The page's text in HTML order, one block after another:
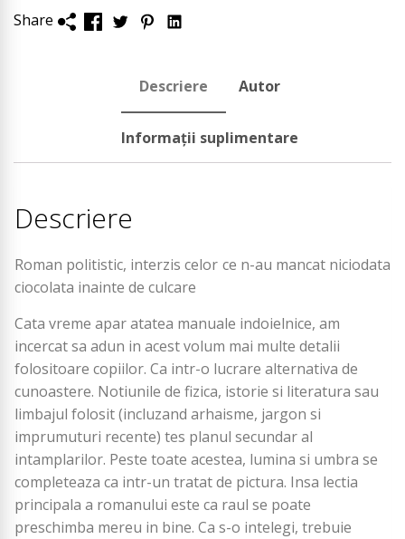
Share
Descriere Autor
Informații suplimentare
Descriere
Roman politistic, interzis celor ce n-au mancat niciodata
ciocolata inainte de culcare
Cata vreme apar atatea manuale indoielnice, am
incercat sa adun in acest volum mai multe detalii
folositoare copiilor. Ca intr-o lucrare alternativa de
cunoastere. Notiunile de fizica, istorie si literatura sau
limbajul folosit (incluzand arhaisme, jargon si
imprumuturi recente) tes planul secundar al
intamplarilor. Peste toate acestea, lumina si umbra se
completeaza ca intr-un tratat de pictura. Insa lectia
principala a romanului este ca raul se poate
preschimba mereu in bine. Ca s-o intelegi, trebuie